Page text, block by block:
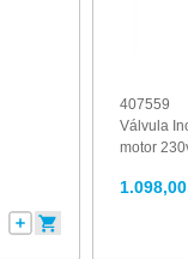
407559
Válvula
motor